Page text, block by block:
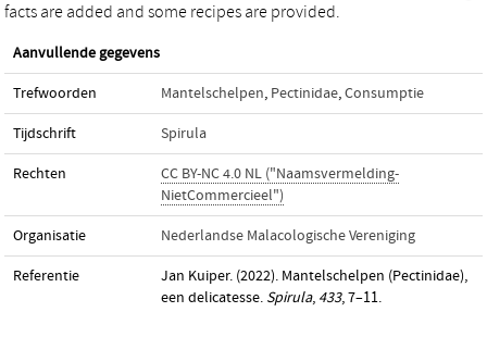
facts are added and some recipes are provided.
Aanvullende gegevens
Trefwoorden Mantelschelpen, Pectinidae,Consumptie
Tijdschrift Spirula
Rechten
CC BY-NC 4.0 NL ("Naamsvermelding-
NietCommercieel")
Organisatie Nederlandse Malacologische Vereniging
Referentie
Jan Kuiper. (2022). Mantelschelpen (Pectinidae),
een delicatesse. Spirula, 433, 7–11.